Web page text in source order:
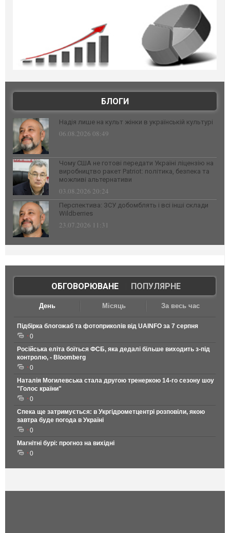
БЛОГИ
Надія лише на культ жінки в українській культурі
06.08.2026 08:49
Чому США не готові передати Україні ліцензію на
виробництво ракет Patriot: політика, безпека та
можливі альтернативи
03.08.2026 20:24
Перспектива: ЗСУ добомблять і всі інші склади
Wildberries
23.07.2026 11:31
ОБГОВОРЮВАНЕ| ПОПУЛЯРНЕ
День Місяць За весь час
Підбірка блогожаб та фотоприколів від UAINFO за 7 серпня
0
Російська еліта боїться ФСБ, яка дедалі більше виходить з-під
контролю, - Bloomberg
0
Наталія Могилевська стала другою тренеркою 14-го сезону шоу
"Голос країни"
0
Спека ще затримується: в Укргідрометцентрі розповіли, якою
завтра буде погода в Україні
0
Магнітні бурі: прогноз на вихідні
0